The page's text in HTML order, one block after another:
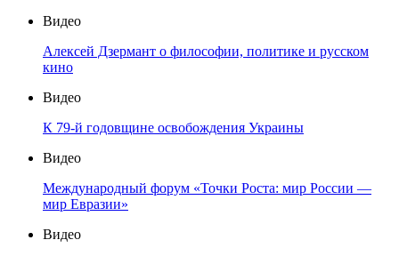
Видео
Алексей Дзермант о философии, политике и русском
кино
Видео
К 79-й годовщине освобождения Украины
Видео
Международный форум «Точки Роста: мир России —
мир Евразии»
Видео